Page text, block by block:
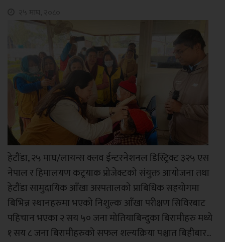
हेटौंडा, २५ माघ/लायन्स क्लव ईन्टरनेशनल डिस्ट्रिक्ट ३२५ एस
नेपाल र हिमालयण कट्रयाक प्रोजेक्टको संयुक्त आयोजना तथा
हेटौंडा सामुदायिक आँखा अस्पतालको प्राबिधिक सहयोगमा
बिभिन्न स्थानहरुमा भएको निशुल्क आँखा परीक्षण सिविरबाट
पहिचान भएका २ सय ५० जना मोतियाबिन्दुका बिरामीहरु मध्ये
१ सय ८ जना बिरामीहरुको सफल शल्यक्रिया पश्चात बिहीबार...